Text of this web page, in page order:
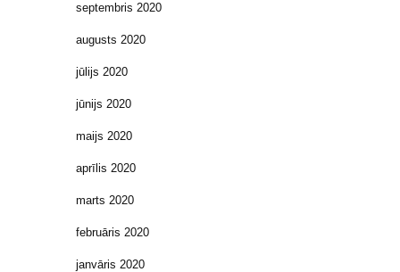
septembris 2020
augusts 2020
jūlijs 2020
jūnijs 2020
maijs 2020
aprīlis 2020
marts 2020
februāris 2020
janvāris 2020